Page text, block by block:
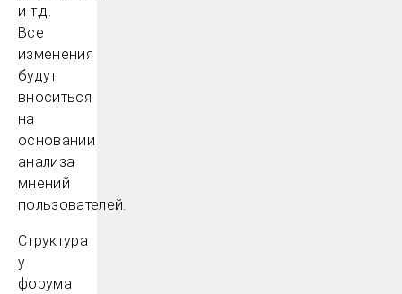
и т.д.
Все
изменения
будут
вноситься
на
основании
анализа
мнений
пользователей.
Структура
у
форума